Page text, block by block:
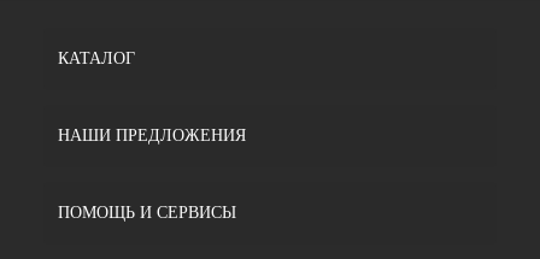
КАТАЛОГ
НАШИ ПРЕДЛОЖЕНИЯ
ПОМОЩЬ И СЕРВИСЫ